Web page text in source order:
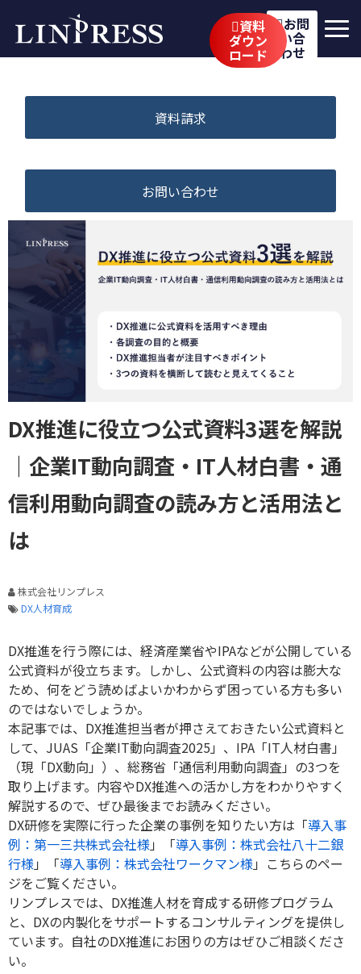
資料
ダウン
ロード
お問
い合
わせ
サービス
イベント・セミナー
ブログ
採用情報
資料請求
お問い合わせ
DX推進に役立つ公式資料3選を解説
｜企業IT動向調査・IT人材白書・通
信利用動向調査の読み方と活用法と
は
株式会社リンプレス
DX人材育成
DX推進を行う際には、経済産業省やIPAなどが公開している
公式資料が役立ちます。しかし、公式資料の内容は膨大な
ため、何をどう読めばよいかわからず困っている方も多い
のではないでしょうか。
本記事では、 DX推進担当者が押さえておきたい公式資料と
して、 JUAS 「企業IT動向調査2025 」、 IPA 「IT人材白書」
（現「DX動向」）、総務省「通信利用動向調査」の3つを
取り上げます。内容やDX推進への活かし方をわかりやすく
解説するので、ぜひ最後までお読みください。
DX研修を実際に行った企業の事例を知りたい方は「導入事
例：第一三共株式会社様」「導入事例：株式会社八十二銀
行様」「導入事例：株式会社ワークマン様」こちらのペー
ジをご覧ください。
リンプレスでは、DX推進人材を育成する研修プログラム
と、DXの内製化をサポートするコンサルティングを提供し
ています。自社のDX推進にお困りの方はぜひご相談くださ
い。